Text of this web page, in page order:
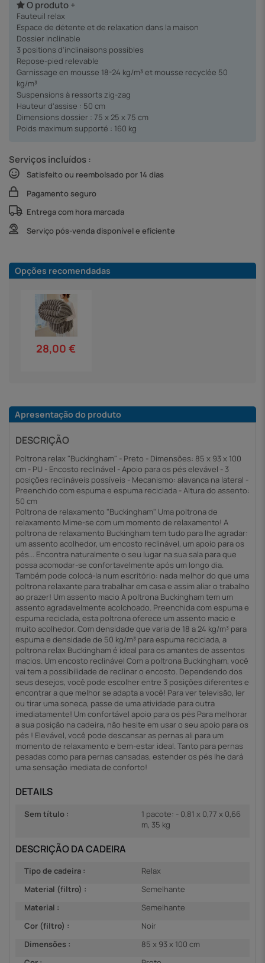
O produto +
Fauteuil relax
Espace de détente et de relaxation dans la maison
Dossier inclinable
3 positions d'inclinaisons possibles
Repose-pied relevable
Garnissage en mousse 18-24 kg/m³ et mousse recyclée 50
kg/m³
Suspensions à ressorts zig-zag
Hauteur d'assise : 50 cm
Dimensions dossier : 75 x 25 x 75 cm
Poids maximum supporté : 160 kg
Serviços incluídos :
Satisfeito ou reembolsado por 14 dias
Pagamento seguro
Entrega com hora marcada
Serviço pós-venda disponível e eficiente
Opções recomendadas
28,00 €
Apresentação do produto
DESCRIÇÃO
Poltrona relax "Buckingham" - Preto - Dimensões: 85 x 93 x 100
cm - PU - Encosto reclinável - Apoio para os pés elevável - 3
posições reclináveis possíveis - Mecanismo: alavanca na lateral -
Preenchido com espuma e espuma reciclada - Altura do assento:
50 cm
Poltrona de relaxamento "Buckingham" Uma poltrona de
relaxamento Mime-se com um momento de relaxamento! A
poltrona de relaxamento Buckingham tem tudo para lhe agradar:
um assento acolhedor, um encosto reclinável, um apoio para os
pés... Encontra naturalmente o seu lugar na sua sala para que
possa acomodar-se confortavelmente após um longo dia.
Também pode colocá-la num escritório: nada melhor do que uma
poltrona relaxante para trabalhar em casa e assim aliar o trabalho
ao prazer! Um assento macio A poltrona Buckingham tem um
assento agradavelmente acolchoado. Preenchida com espuma e
espuma reciclada, esta poltrona oferece um assento macio e
muito acolhedor. Com densidade que varia de 18 a 24 kg/m³ para
espuma e densidade de 50 kg/m³ para espuma reciclada, a
poltrona relax Buckingham é ideal para os amantes de assentos
macios. Um encosto reclinável Com a poltrona Buckingham, você
vai tem a possibilidade de reclinar o encosto. Dependendo dos
seus desejos, você pode escolher entre 3 posições diferentes e
encontrar a que melhor se adapta a você! Para ver televisão, ler
ou tirar uma soneca, passe de uma atividade para outra
imediatamente! Um confortável apoio para os pés Para melhorar
a sua posição na cadeira, não hesite em usar o seu apoio para os
pés ! Elevável, você pode descansar as pernas ali para um
momento de relaxamento e bem-estar ideal. Tanto para pernas
pesadas como para pernas cansadas, estender os pés lhe dará
uma sensação imediata de conforto!
DETAILS
Sem título :
1 pacote: - 0,81 x 0,77 x 0,66
m, 35 kg
DESCRIÇÃO DA CADEIRA
Tipo de cadeira :
Relax
Material (filtro) :
Semelhante
Material :
Semelhante
Cor (filtro) :
Noir
Dimensões :
85 x 93 x 100 cm